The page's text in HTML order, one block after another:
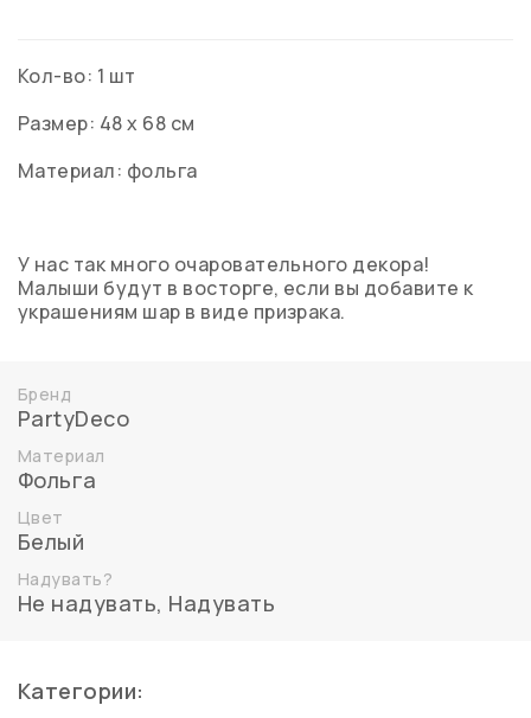
Кол-во: 1 шт
Размер: 48 х 68 см
Материал: фольга
У нас так много очаровательного декора!
Малыши будут в восторге, если вы добавите к
украшениям шар в виде призрака.
Бренд
PartyDeco
Материал
Фольга
Цвет
Белый
Надувать?
Не надувать, Надувать
Категории: